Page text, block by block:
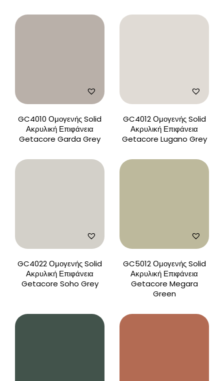
GC4010 Ομογενής Solid
Ακρυλική Επιφάνεια
Getacore Garda Grey
GC4012 Ομογενής Solid
Ακρυλική Επιφάνεια
Getacore Lugano Grey
GC4022 Ομογενής Solid
Ακρυλική Επιφάνεια
Getacore Soho Grey
GC5012 Ομογενής Solid
Ακρυλική Επιφάνεια
Getacore Megara
Green